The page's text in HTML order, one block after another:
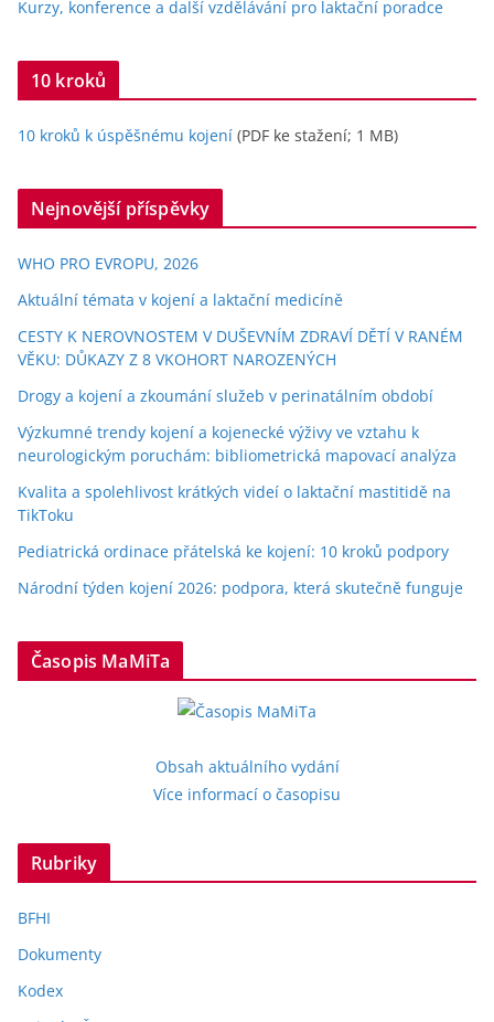
Kurzy, konference a další vzdělávání pro laktační poradce
10 kroků
10 kroků k úspěšnému kojení (PDF ke stažení; 1 MB)
Nejnovější příspěvky
WHO PRO EVROPU, 2026
Aktuální témata v kojení a laktační medicíně
CESTY K NEROVNOSTEM V DUŠEVNÍM ZDRAVÍ DĚTÍ V RANÉM
VĚKU: DŮKAZY Z 8 VKOHORT NAROZENÝCH
Drogy a kojení a zkoumání služeb v perinatálním období
Výzkumné trendy kojení a kojenecké výživy ve vztahu k
neurologickým poruchám: bibliometrická mapovací analýza
Kvalita a spolehlivost krátkých videí o laktační mastitidě na
TikToku
Pediatrická ordinace přátelská ke kojení: 10 kroků podpory
Národní týden kojení 2026: podpora, která skutečně funguje
Časopis MaMiTa
Obsah aktuálního vydání
Více informací o časopisu
Rubriky
BFHI
Dokumenty
Kodex